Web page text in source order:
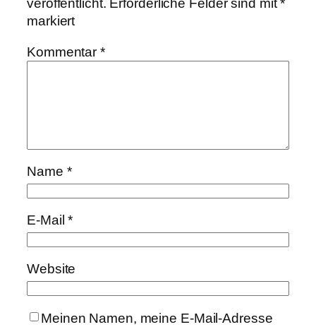
veröffentlicht. Erforderliche Felder sind mit*
markiert
Kommentar*
Name *
E-Mail*
Website
Meinen Namen, meine E-Mail-Adresse